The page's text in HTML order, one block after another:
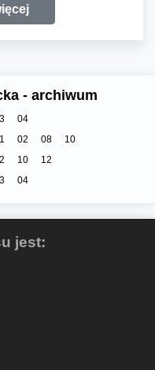
- archiwum
04
02 08
10
10
12
04
jest: